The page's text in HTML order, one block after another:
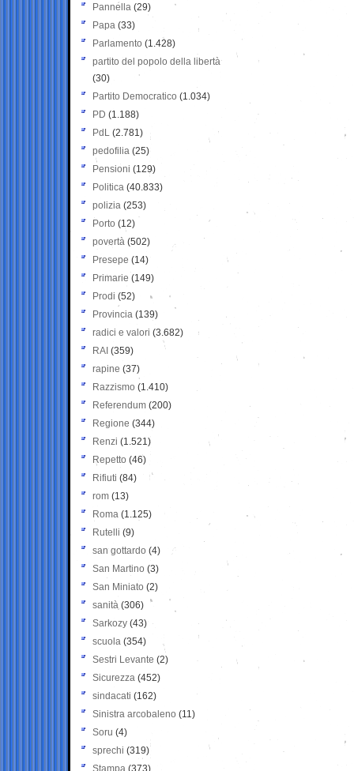
Pannella (29)
Papa (33)
Parlamento (1.428)
partito del popolo della libertà
(30)
Partito Democratico (1.034)
PD (1.188)
PdL (2.781)
pedofilia (25)
Pensioni (129)
Politica (40.833)
polizia (253)
Porto (12)
povertà (502)
Presepe (14)
Primarie (149)
Prodi (52)
Provincia (139)
radici e valori (3.682)
RAI (359)
rapine (37)
Razzismo (1.410)
Referendum (200)
Regione (344)
Renzi (1.521)
Repetto (46)
Rifiuti (84)
rom (13)
Roma (1.125)
Rutelli (9)
san gottardo (4)
San Martino (3)
San Miniato (2)
sanità (306)
Sarkozy (43)
scuola (354)
Sestri Levante (2)
Sicurezza (452)
sindacati (162)
Sinistra arcobaleno (11)
Soru (4)
sprechi (319)
Stampa (373)